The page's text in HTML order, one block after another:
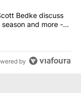
Lt. Gov. Scott
Bedke discuss
and more -
by